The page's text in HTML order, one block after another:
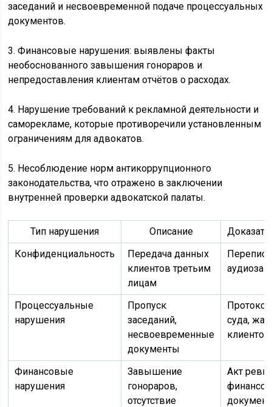
заседаний и несвоевременной подаче процессуальных
документов.
3. Финансовые нарушения: выявлены факты
необоснованного завышения гонораров и
непредоставления клиентам отчётов о расходах.
4. Нарушение требований к рекламной деятельности и
саморекламе, которые противоречили установленным
ограничениям для адвокатов.
5. Несоблюдение норм антикоррупционного
законодательства, что отражено в заключении
внутренней проверки адвокатской палаты.
Тип нарушения Описание
Конфиденциальность
Передача данных
клиентов третьим
лицам
Процессуальные
нарушения
Пропуск
заседаний,
несвоевременные
документы
суда,
клиентов
Финансовые
нарушения
Завышение
гонораров,
отсутствие
Акт